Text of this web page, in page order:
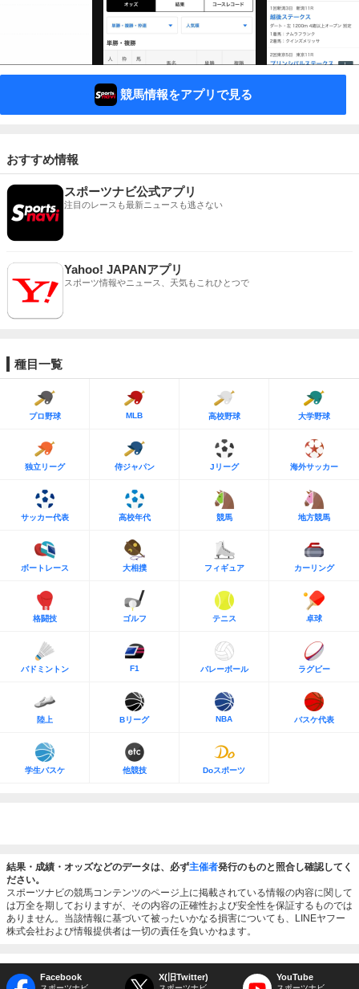
競馬情報をアプリで見る
おすすめ情報
スポーツナビ公式アプリ
注目のレースも最新ニュースも逃さない
Yahoo! JAPANアプリ
スポーツ情報やニュース、天気もこれひとつで
種目一覧
プロ野球 MLB 高校野球 大学野球
独立リーグ 侍ジャパン Jリーグ 海外サッカー
サッカー代表 高校年代 競馬 地方競馬
ボートレース 大相撲 フィギュア カーリング
格闘技 ゴルフ テニス 卓球
バドミントン F1 バレーボール ラグビー
陸上 Bリーグ NBA バスケ代表
学生バスケ 他競技 Doスポーツ
結果・成績・オッズなどのデータは、必ず主催者発行のものと照合し確認してく
ださい。
スポーツナビの競馬コンテンツのページ上に掲載されている情報の内容に関して
は万全を期しておりますが、その内容の正確性および安全性を保証するものでは
ありません。当該情報に基づいて被ったいかなる損害についても、LINEヤフー
株式会社および情報提供者は一切の責任を負いかねます。
Facebook X(旧Twitter) YouTube